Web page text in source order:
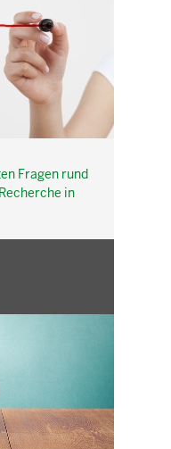
Fragen rund
in